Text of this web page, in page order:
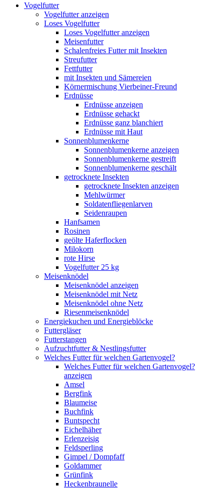
Vogelfutter
Vogelfutter anzeigen
Loses Vogelfutter
Loses Vogelfutter anzeigen
Meisenfutter
Schalenfreies Futter mit Insekten
Streufutter
Fettfutter
mit Insekten und Sämereien
Körnermischung Vierbeiner-Freund
Erdnüsse
Erdnüsse anzeigen
Erdnüsse gehackt
Erdnüsse ganz blanchiert
Erdnüsse mit Haut
Sonnenblumenkerne
Sonnenblumenkerne anzeigen
Sonnenblumenkerne gestreift
Sonnenblumenkerne geschält
getrocknete Insekten
getrocknete Insekten anzeigen
Mehlwürmer
Soldatenfliegenlarven
Seidenraupen
Hanfsamen
Rosinen
geölte Haferflocken
Milokorn
rote Hirse
Vogelfutter 25 kg
Meisenknödel
Meisenknödel anzeigen
Meisenknödel mit Netz
Meisenknödel ohne Netz
Riesenmeisenknödel
Energiekuchen und Energieblöcke
Futtergläser
Futterstangen
Aufzuchtfutter & Nestlingsfutter
Welches Futter für welchen Gartenvogel?
Welches Futter für welchen Gartenvogel?
anzeigen
Amsel
Bergfink
Blaumeise
Buchfink
Buntspecht
Eichelhäher
Erlenzeisig
Feldsperling
Gimpel / Dompfaff
Goldammer
Grünfink
Heckenbraunelle